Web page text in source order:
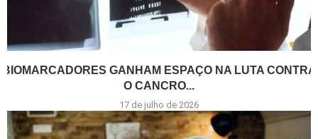
BIOMARCADORES GANHAM ESPAÇO NA LUTA CONTRA
O CANCRO...
17 de julho de 2026